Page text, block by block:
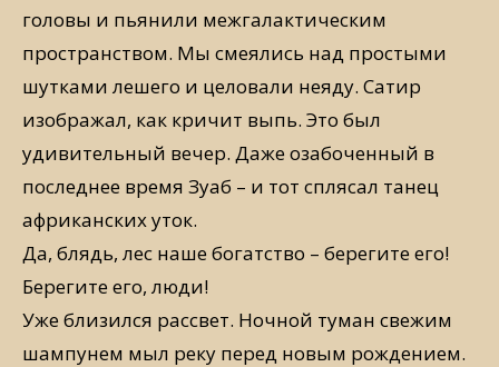
головы и пьянили межгалактическим
пространством. Мы смеялись над простыми
шутками лешего и целовали неяду. Сатир
изображал, как кричит выпь. Это был
удивительный вечер. Даже озабоченный в
последнее время Зуаб – и тот сплясал танец
африканских уток.
Да, блядь, лес наше богатство – берегите его!
Берегите его, люди!
Уже близился рассвет. Ночной туман свежим
шампунем мыл реку перед новым рождением.